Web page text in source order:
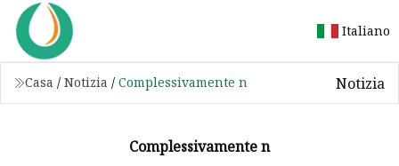
Italiano
Casa / Notizia / Complessivamente n Notizia
Complessivamente n